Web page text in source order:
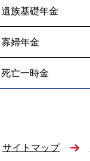
遺族基礎年金
寡婦年金
死亡一時金
サイトマップ